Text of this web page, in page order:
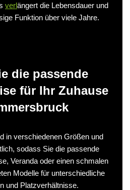
verlängert die Lebensdauer und
Funktion über viele Jahre.
die passende
für Ihr Zuhause
in verschiedenen Größen und
sodass Sie die passende
Veranda oder einen schmalen
Modelle für unterschiedliche
und Platzverhältnisse.